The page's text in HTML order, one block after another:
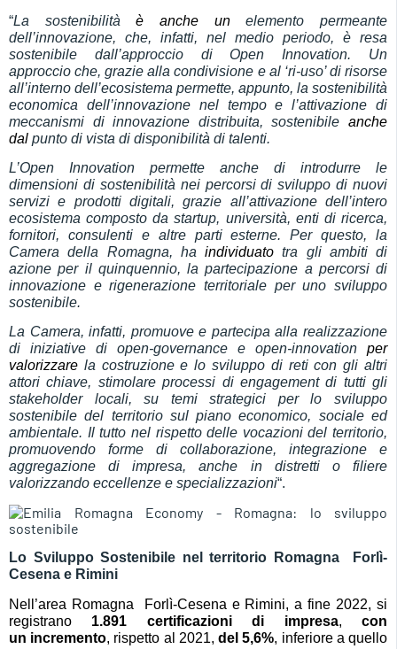
“La sostenibilitàè anche unelemento permeante
dell’innovazione, che, infatti, nel medio periodo, è resa
sostenibile dall’approccio di Open Innovation. Un
approccio che, grazie alla condivisione e al ‘ri-uso’ di risorse
all’interno dell’ecosistema permette, appunto, la sostenibilità
economica dell’innovazione nel tempo e l’attivazione di
meccanismi di innovazione distribuita, sostenibile anche
dal punto di vista di disponibilità di talenti.
L’Open Innovation permette anche di introdurre le
dimensioni di sostenibilità nei percorsi di sviluppo di nuovi
servizi e prodotti digitali, grazie all’attivazione dell’intero
ecosistema composto da startup, università, enti di ricerca,
fornitori, consulenti e altre parti esterne. Per questo, la
Camera della Romagna, ha individuato tra gli ambiti di
azione per il quinquennio, la partecipazione a percorsi di
innovazione e rigenerazione territoriale per uno sviluppo
sostenibile.
La Camera, infatti, promuove e partecipa alla realizzazione
di iniziative di open-governance e open-innovation per
valorizzare la costruzione e lo sviluppo di reti con gli altri
attori chiave, stimolare processi di engagement di tutti gli
stakeholder locali, su temi strategici per lo sviluppo
sostenibile del territorio sul piano economico, sociale ed
ambientale. Il tutto nel rispetto delle vocazioni del territorio,
promuovendo forme di collaborazione, integrazione e
aggregazione di impresa, anche in distretti o filiere
valorizzando eccellenze e specializzazioni“.
Lo Sviluppo Sostenibile nel territorio Romagna  Forlì-
Cesena e Rimini
Nell’area Romagna  Forlì-Cesena e Rimini, a fine 2022, si
registrano 1.891 certificazioni di impresa,con
un incremento, rispetto al 2021, del5,6%, inferiorea quello